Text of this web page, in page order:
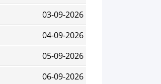
03-09-2026
04-09-2026
05-09-2026
06-09-2026